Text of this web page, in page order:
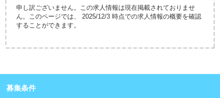
申し訳ございません。この求人情報は現在掲載されておりませ
ん。このページでは、 2025/12/3 時点での求人情報の概要を確認
することができます。
募集条件